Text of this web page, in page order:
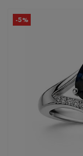
-5%